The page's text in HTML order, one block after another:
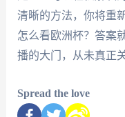
清晰的方法，你将重
怎么看欧洲杯？答案
播的大门，从未真正关
Spread the love